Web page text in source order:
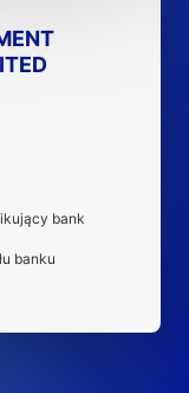
bank
banku